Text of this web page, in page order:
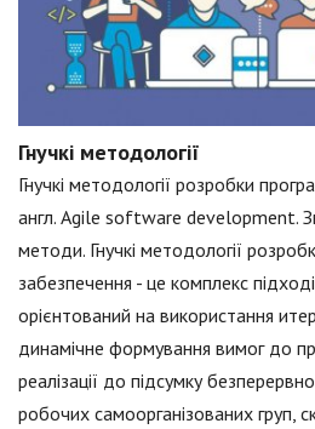
Гнучкі методології
Гнучкі методології розробки
англ. Agile software development.
методи. Гнучкі методології
забезпечення - це комплекс
орієнтований на використання
динамічне формування вимог до
реалізації до підсумку
робочих самоорганізованих груп,